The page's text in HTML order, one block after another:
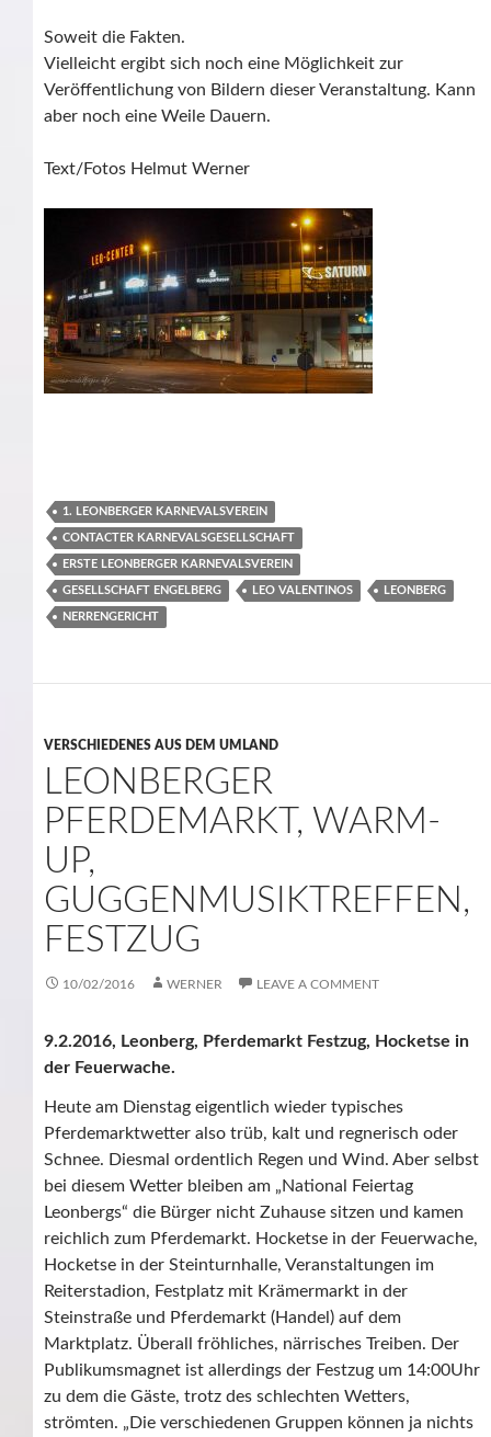
Soweit die Fakten.
Vielleicht ergibt sich noch eine Möglichkeit zur
Veröffentlichung von Bildern dieser Veranstaltung. Kann
aber noch eine Weile Dauern.
Text/Fotos Helmut Werner
1. LEONBERGER KARNEVALSVEREIN
CONTACTER KARNEVALSGESELLSCHAFT
ERSTE LEONBERGER KARNEVALSVEREIN
GESELLSCHAFT ENGELBERG LEO VALENTINOS LEONBERG
NERRENGERICHT
VERSCHIEDENES AUS DEM UMLAND
LEONBERGER
PFERDEMARKT, WARM-
UP,
GUGGENMUSIKTREFFEN,
FESTZUG
10/02/2016 WERNER LEAVE A COMMENT
9.2.2016, Leonberg, Pferdemarkt Festzug, Hocketse in
der Feuerwache.
Heute am Dienstag eigentlich wieder typisches
Pferdemarktwetter also trüb, kalt und regnerisch oder
Schnee. Diesmal ordentlich Regen und Wind. Aber selbst
bei diesem Wetter bleiben am „National Feiertag
Leonbergs“ die Bürger nicht Zuhause sitzen und kamen
reichlich zum Pferdemarkt. Hocketse in der Feuerwache,
Hocketse in der Steinturnhalle, Veranstaltungen im
Reiterstadion, Festplatz mit Krämermarkt in der
Steinstraße und Pferdemarkt (Handel) auf dem
Marktplatz. Überall fröhliches, närrisches Treiben. Der
Publikumsmagnet ist allerdings der Festzug um 14:00Uhr
zu dem die Gäste, trotz des schlechten Wetters,
strömten. „Die verschiedenen Gruppen können ja nichts